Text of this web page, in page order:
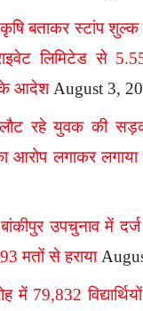
बताकर स्टांप शुल्क
लिमिटेड से
के आदेश August 3,
रहे युवक की
आरोप लगाकर लगाया
उपचुनाव में
मतों से हराया
में 79,832